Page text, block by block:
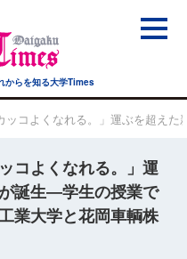
からを知る大学Times
ッコよくなれる。」運ぶを超え
コよくなれる。」運
誕生―学生の授業で
業大学と花岡車輌株